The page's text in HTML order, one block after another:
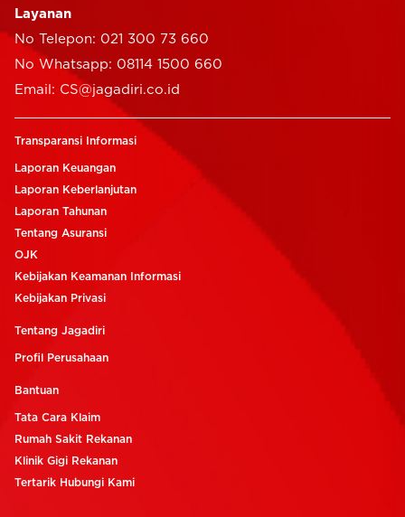
Layanan
No Telepon: 021 300 73 660
No Whatsapp: 08114 1500 660
Email: CS@jagadiri.co.id
Transparansi Informasi
Laporan Keuangan
Laporan Keberlanjutan
Laporan Tahunan
Tentang Asuransi
OJK
Kebijakan Keamanan Informasi
Kebijakan Privasi
Tentang Jagadiri
Profil Perusahaan
Bantuan
Tata Cara Klaim
Rumah Sakit Rekanan
Klinik Gigi Rekanan
Tertarik Hubungi Kami